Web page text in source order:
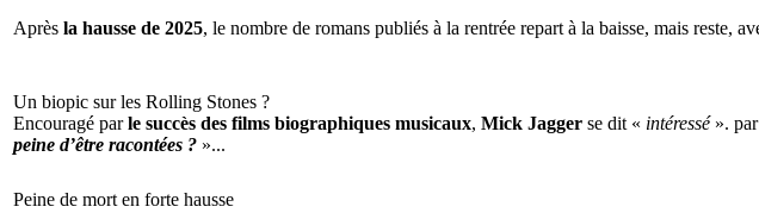
Après la hausse de 2025, le nombre de romans publiés à la rentrée repart à la baisse, mais reste,
Un biopic sur les Rolling Stones ?
Encouragé parle succès des films biographiques musicaux, Mick Jagger se dit « intéressé ». par
peine d’être racontées ? »...
Peine de mort en forte hausse